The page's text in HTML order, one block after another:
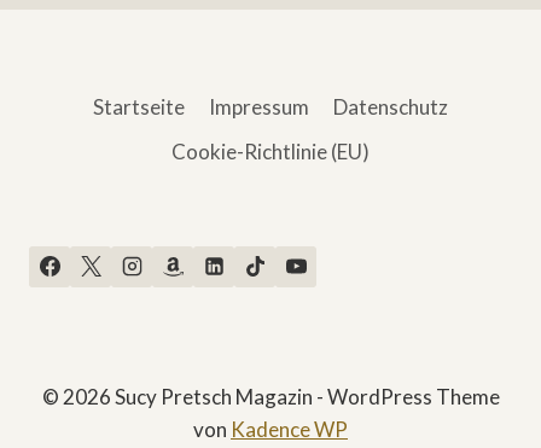
Startseite Impressum
Datenschutz
Cookie-Richtlinie (EU)
© 2026 Sucy Pretsch Magazin - WordPress Theme
von Kadence WP